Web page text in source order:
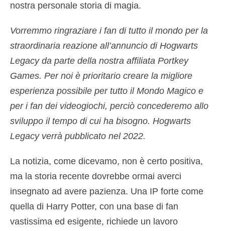
nostra personale storia di magia.
Vorremmo ringraziare i fan di tutto il mondo per la
straordinaria reazione all’annuncio di Hogwarts
Legacy da parte della nostra affiliata Portkey
Games. Per noi è prioritario creare la migliore
esperienza possibile per tutto il Mondo Magico e
per i fan dei videogiochi, perciò concederemo allo
sviluppo il tempo di cui ha bisogno. Hogwarts
Legacy verrà pubblicato nel 2022.
La notizia, come dicevamo, non è certo positiva,
ma la storia recente dovrebbe ormai averci
insegnato ad avere pazienza. Una IP forte come
quella di Harry Potter, con una base di fan
vastissima ed esigente, richiede un lavoro